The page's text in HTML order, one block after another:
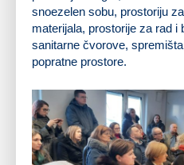
snoezelen sobu, prostoriju
materijala, prostorije za rad i
sanitarne čvorove,
popratne prostore.